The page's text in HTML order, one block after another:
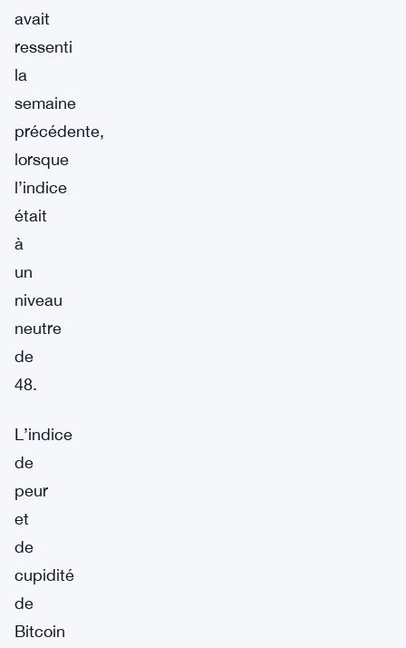
avait
ressenti
la
semaine
précédente,
lorsque
l’indice
était
à
un
niveau
neutre
de
48.
L’indice
de
peur
et
de
cupidité
de
Bitcoin